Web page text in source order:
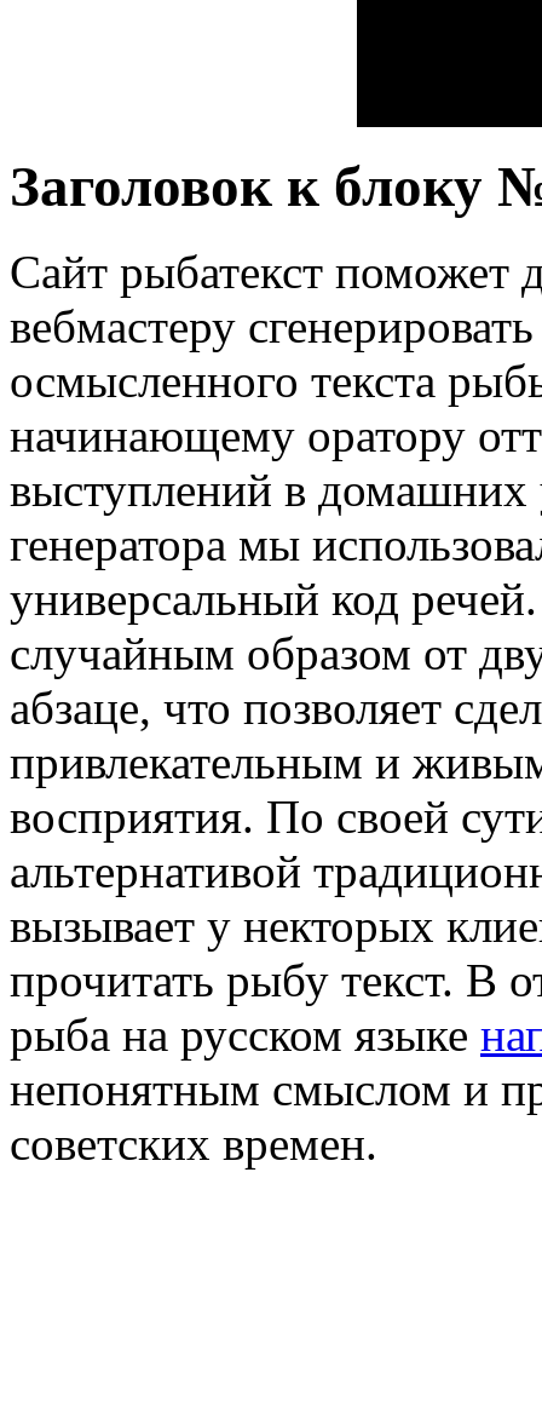
Заголовок к блоку
Сайт рыбатекст поможет
вебмастеру
осмысленного текста
начинающему оратору
выступлений в домашних
генератора мы
универсальный код
случайным образом от
абзаце, что позволяет
привлекательным и
восприятия. По своей
альтернативой
вызывает у некторых
прочитать рыбу текст. В
рыба на русском языке
непонятным смыслом и
советских времен.